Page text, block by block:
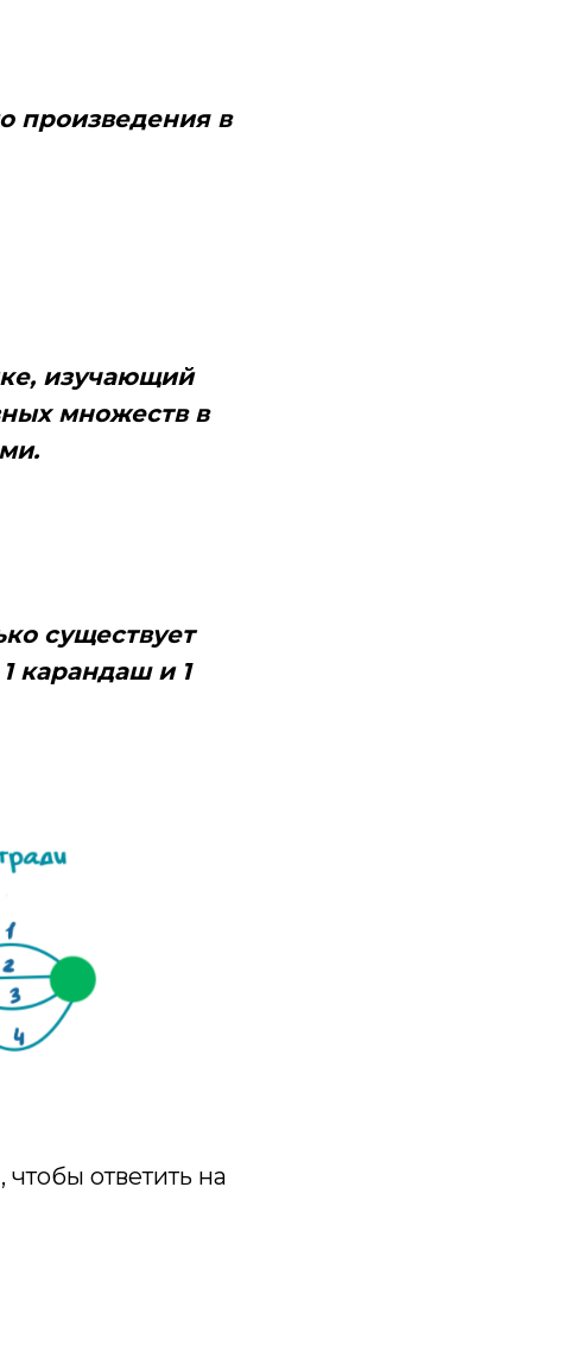
произведения в
изучающий
множеств в
существует
карандаш и 1
ответить на